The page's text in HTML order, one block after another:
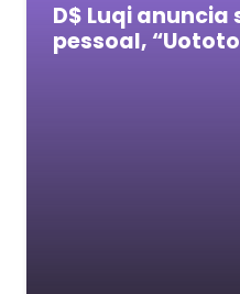
D$ Luqi
pessoal,